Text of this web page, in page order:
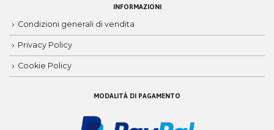
INFORMAZIONI
Condizioni generali di vendita
Privacy Policy
Cookie Policy
MODALITÀ DI PAGAMENTO